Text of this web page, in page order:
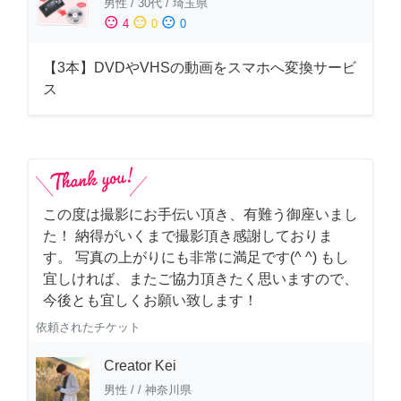
男性 / 30代 / 埼玉県
sentiment_satisfied 4 sentiment_neutral 0 sentiment_dissatisfied 0
【3本】DVDやVHSの動画をスマホへ変換サービ
ス
この度は撮影にお手伝い頂き、有難う御座いまし
た！ 納得がいくまで撮影頂き感謝しておりま
す。 写真の上がりにも非常に満足です(^ ^) もし
宜しければ、またご協力頂きたく思いますので、
今後とも宜しくお願い致します！
依頼されたチケット
Creator Kei
男性 / / 神奈川県